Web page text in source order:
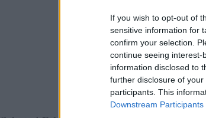
If you wish to opt-out of
sensitive information for
confirm your selection.
continue seeing
information disclosed to
further disclosure of your
participants. This
Downstream Participants